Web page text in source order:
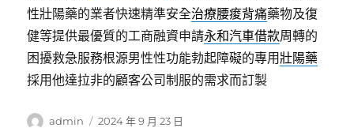
性壯陽藥的業者快速精準安全治療腰痠背痛藥物及復
健等提供最優質的工商融資申請永和汽車借款周轉的
困擾救急服務根源男性性功能勃起障礙的專用壯陽藥
採用他達拉非的顧客公司制服的需求而訂製
作
admin
發
2024 年 9 月 23 日